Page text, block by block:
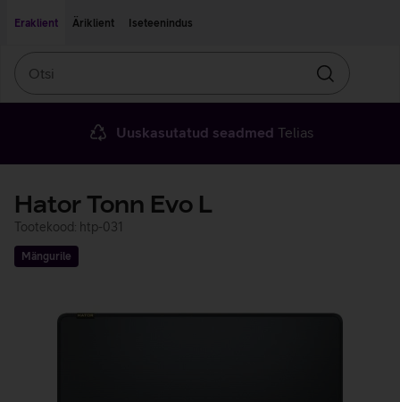
Eraklient
Äriklient Iseteenindus
Otsin
Uuskasutatud seadmed Telias
Hator Tonn Evo L
Tootekood: htp-031
Mängurile